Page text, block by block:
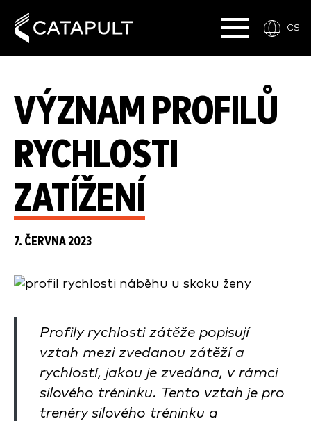
CS
VÝZNAM PROFILŮ
RYCHLOSTI
ZATÍŽENÍ
7. ČERVNA 2023
Profily rychlosti zátěže popisují
vztah mezi zvedanou zátěží a
rychlostí, jakou je zvedána, v rámci
silového tréninku. Tento vztah je pro
trenéry silového tréninku a